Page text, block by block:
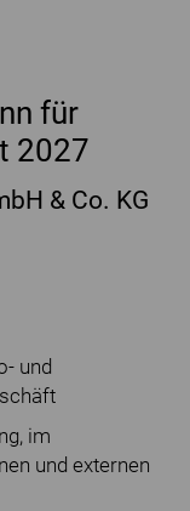
für
2027
& Co. KG
und
im
und externen